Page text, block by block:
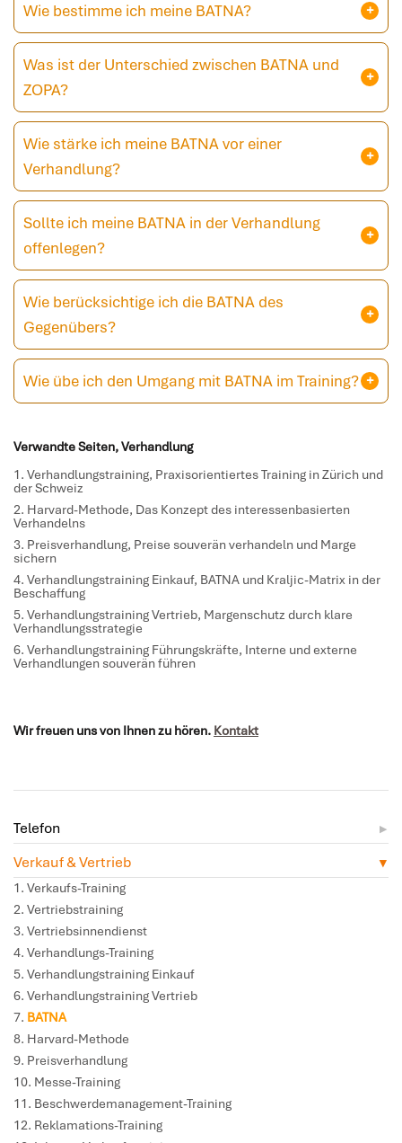
Telefon
Verkauf & Vertrieb
Verkaufs-Training
Vertriebstraining
Vertriebsinnendienst
Verhandlungs-Training
Verhandlungstraining Einkauf
Verhandlungstraining Vertrieb
BATNA
Harvard-Methode
Preisverhandlung
Messe-Training
Beschwerdemanagement-Training
Reklamations-Training
Wie bestimme ich meine BATNA?
Was ist der Unterschied zwischen BATNA und
ZOPA?
Wie stärke ich meine BATNA vor einer
Verhandlung?
Sollte ich meine BATNA in der Verhandlung
offenlegen?
Wie berücksichtige ich die BATNA des
Gegenübers?
Wie übe ich den Umgang mit BATNA im Training?
Verwandte Seiten, Verhandlung
Verhandlungstraining, Praxisorientiertes Training in Zürich und
der Schweiz
Harvard-Methode, Das Konzept des interessenbasierten
Verhandelns
Preisverhandlung, Preise souverän verhandeln und Marge
sichern
Verhandlungstraining Einkauf, BATNA und Kraljic-Matrix in der
Beschaffung
Verhandlungstraining Vertrieb, Margenschutz durch klare
Verhandlungsstrategie
Verhandlungstraining Führungskräfte, Interne und externe
Verhandlungen souverän führen
Wir freuen uns von Ihnen zu hören. Kontakt